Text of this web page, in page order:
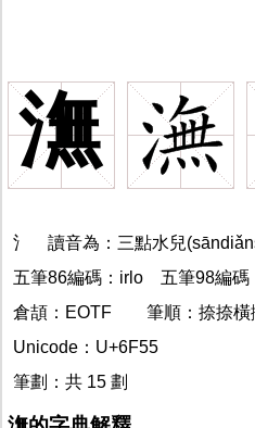
潕
氵 讀音為：三點水兒
五筆86編碼：irlo
五筆98編
倉頡：EOTF
筆順：捺捺
Unicode：U+6F55
筆劃：共 15 劃